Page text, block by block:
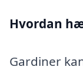
Hvordan
Gardiner